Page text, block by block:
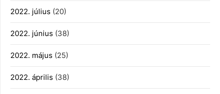
2022. július (20)
2022. június (38)
2022. május (25)
2022. április (38)